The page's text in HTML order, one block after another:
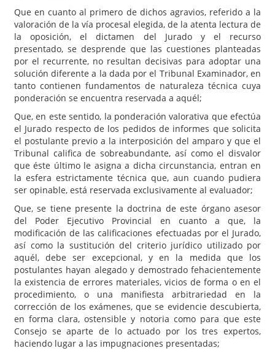
Que en cuanto al primero de dichos agravios, referido a la
valoración de la vía procesal elegida, de la atenta lectura de
la oposición, el dictamen del Jurado y el recurso
presentado, se desprende que las cuestiones planteadas
por el recurrente, no resultan decisivas para adoptar una
solución diferente a la dada por el Tribunal Examinador, en
tanto contienen fundamentos de naturaleza técnica cuya
ponderación se encuentra reservada a aquél;
Que, en este sentido, la ponderación valorativa que efectúa
el Jurado respecto de los pedidos de informes que solicita
el postulante previo a la interposición del amparo y que el
Tribunal califica de sobreabundante, así como el disvalor
que éste último le asigna a dicha circunstancia, entran en
la esfera estrictamente técnica que, aun cuando pudiera
ser opinable, está reservada exclusivamente al evaluador;
Que, se tiene presente la doctrina de este órgano asesor
del Poder Ejecutivo Provincial en cuanto a que, la
modificación de las calificaciones efectuadas por el Jurado,
así como la sustitución del criterio jurídico utilizado por
aquél, debe ser excepcional, y en la medida que los
postulantes hayan alegado y demostrado fehacientemente
la existencia de errores materiales, vicios de forma o en el
procedimiento, o una manifiesta arbitrariedad en la
corrección de los exámenes, que se evidencie descubierta,
en forma clara, ostensible y notoria como para que este
Consejo se aparte de lo actuado por los tres expertos,
haciendo lugar a las impugnaciones presentadas;